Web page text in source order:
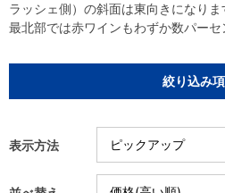
ラッシェ側）の斜面は東向きになりま
最北部では赤ワインもわずか数パーセ
絞り込み
表示方法